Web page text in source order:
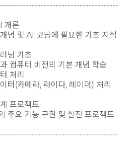
개론
념 및 AI 코딩에 필요한 기초 지식
닝 기초
컴퓨터 비전의 기본 개념 학습
처리
터(카메라, 라이다, 레이더) 처리
프로젝트
주요 기능 구현 및 실전 프로젝트